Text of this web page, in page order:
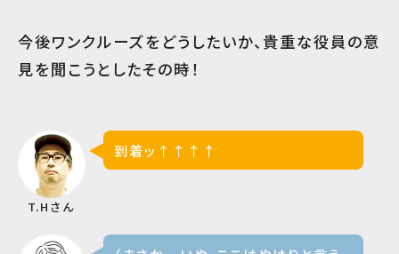
今後ワンクルーズをどうしたいか、貴重な役員の意
見を聞こうとしたその時！
T.Hさん
到着ッ↑↑↑↑